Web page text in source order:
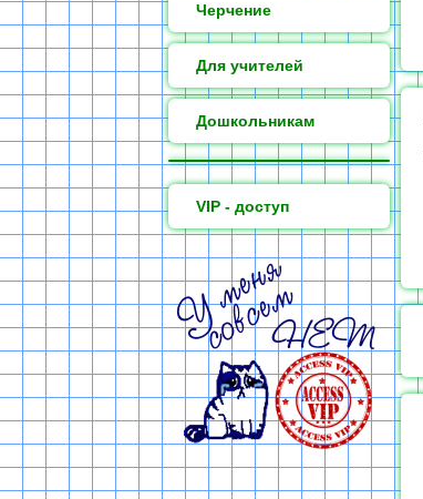
Черчение
Для учителей
Дошкольникам
VIP - доступ